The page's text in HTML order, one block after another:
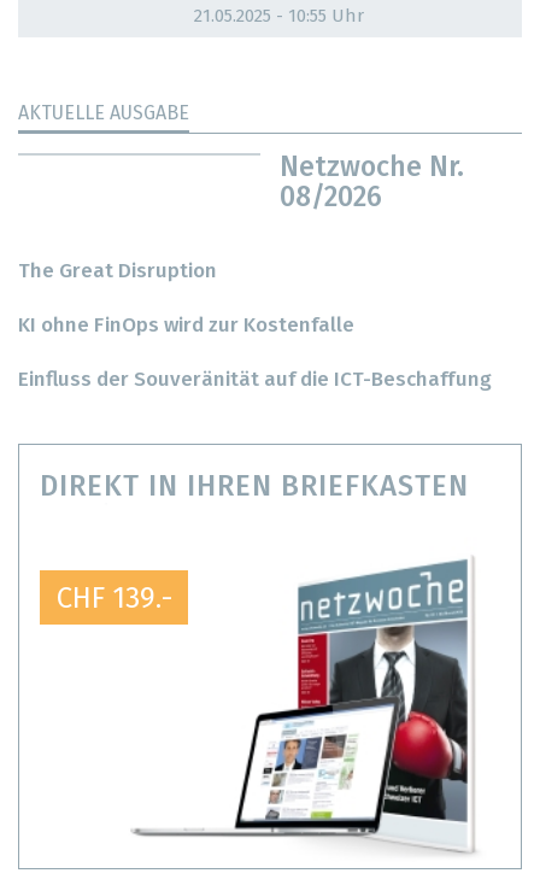
21.05.2025 - 10:55 Uhr
AKTUELLE AUSGABE
Netzwoche Nr.
08/2026
The Great Disruption
KI ohne FinOps wird zur Kostenfalle
Einfluss der Souveränität auf die ICT-Beschaffung
DIREKT IN IHREN BRIEFKASTEN
CHF 139.-